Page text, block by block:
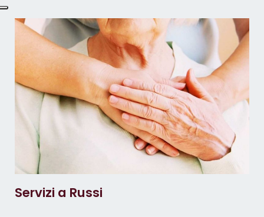
Servizi a Russi